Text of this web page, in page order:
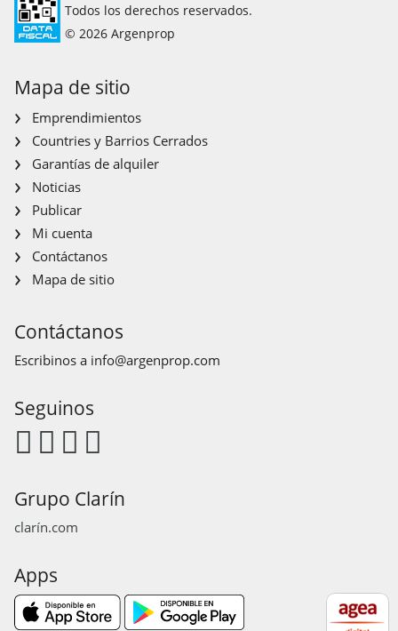
Todos los derechos reservados.
© 2026 Argenprop
Mapa de sitio
Emprendimientos
Countries y Barrios Cerrados
Garantías de alquiler
Noticias
Publicar
Mi cuenta
Contáctanos
Mapa de sitio
Contáctanos
Escribinos a info@argenprop.com
Seguinos
Grupo Clarín
clarín.com
Apps